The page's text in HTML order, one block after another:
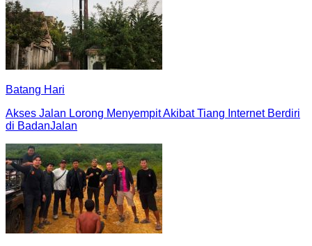
Batang Hari
Akses Jalan Lorong Menyempit Akibat Tiang Internet Berdiri
di BadanJalan